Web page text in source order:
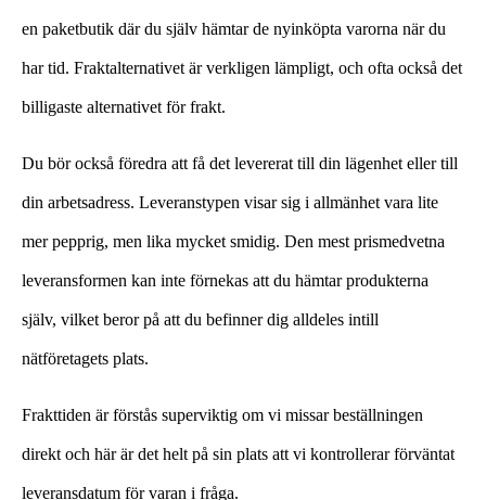
en paketbutik där du själv hämtar de nyinköpta varorna när du
har tid. Fraktalternativet är verkligen lämpligt, och ofta också det
billigaste alternativet för frakt.
Du bör också föredra att få det levererat till din lägenhet eller till
din arbetsadress. Leveranstypen visar sig i allmänhet vara lite
mer pepprig, men lika mycket smidig. Den mest prismedvetna
leveransformen kan inte förnekas att du hämtar produkterna
själv, vilket beror på att du befinner dig alldeles intill
nätföretagets plats.
Frakttiden är förstås superviktig om vi missar beställningen
direkt och här är det helt på sin plats att vi kontrollerar förväntat
leveransdatum för varan i fråga.